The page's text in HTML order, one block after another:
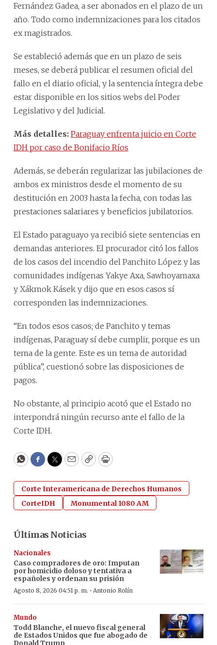
Fernández Gadea, a ser abonados en el plazo de un
año. Todo como indemnizaciones para los citados
ex magistrados.
Se estableció además que en un plazo de seis
meses, se deberá publicar el resumen oficial del
fallo en el diario oficial, y la sentencia íntegra debe
estar disponible en los sitios webs del Poder
Legislativo y del Judicial.
Más detalles: Paraguay enfrenta juicio en Corte
IDH por caso de Bonifacio Ríos
Además, se deberán regularizar las jubilaciones de
ambos ex ministros desde el momento de su
destitución en 2003 hasta la fecha, con todas las
prestaciones salariares y beneficios jubilatorios.
El Estado paraguayo ya recibió siete sentencias en
demandas anteriores. El procurador citó los fallos
de los casos del incendio del Panchito López y las
comunidades indígenas Yakye Axa, Sawhoyamaxa
y Xákmok Kásek y dijo que en esos casos sí
corresponden las indemnizaciones.
“En todos esos casos; de Panchito y temas
indígenas, Paraguay sí debe cumplir, porque es un
tema de la gente. Este es un tema de autoridad
pública”, cuestionó sobre las disposiciones de
pagos.
No obstante, al principio acotó que el Estado no
interpondrá ningún recurso ante el fallo de la
Corte IDH.
WhatsApp
Facebook
Twitter
EmailCopyPrint
Corte Interamericana de Derechos Humanos
CorteIDH
Monumental 1080 AM
Últimas Noticias
Nacionales
Caso compradores de oro: Imputan
por homicidio doloso y tentativa a
españoles y ordenan su prisión
Agosto 8, 2026 04:51 p. m. · Antonio Rolín
Mundo
Todd Blanche, el nuevo fiscal general
de Estados Unidos que fue abogado de
Donald Trump